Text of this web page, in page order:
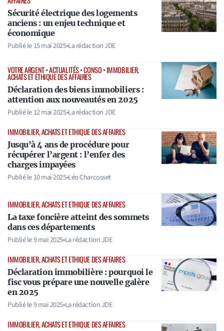
Sécurité électrique des logements
anciens : un enjeu technique et
économique
Publié le15 mai 2025•La rédaction JDE
VOTRE ARGENT•ACTUALITÉS•CONSO•IMMOBILIER,
ACHATS ET ETHIQUE DES AFFAIRES
Déclaration des biens immobiliers :
attention aux nouveautés en 2025
Publié le12 mai 2025•La rédaction JDE
IMMOBILIER, ACHATS ET ETHIQUE DES AFFAIRES
Jusqu’à 4 ans de procédure pour
récupérer l’argent : l’enfer des
charges impayées
Publié le10 mai 2025•Léo Charcosset
IMMOBILIER, ACHATS ET ETHIQUE DES AFFAIRES
La taxe foncière atteint des sommets
dans ces départements
Publié le9 mai 2025•La rédaction JDE
IMMOBILIER, ACHATS ET ETHIQUE DES AFFAIRES
Déclaration immobilière : pourquoi le
fisc vous prépare une nouvelle galère
en 2025
Publié le9 mai 2025•La rédaction JDE
IMMOBILIER, ACHATS ET ETHIQUE DES AFFAIRES